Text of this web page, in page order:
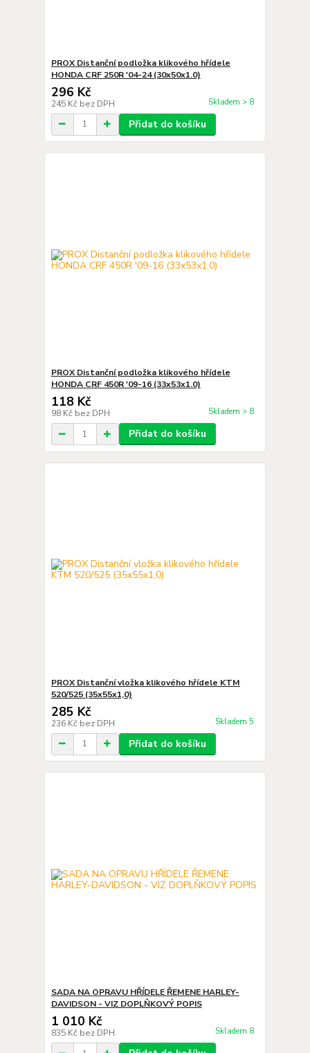
PROX Distanční podložka klikového hřídele
HONDA CRF 250R '04-24 (30x50x1.0)
296 Kč
245 Kč bez DPH Skladem > 8
Přidat do košíku
PROX Distanční podložka klikového hřídele
HONDA CRF 450R '09-16 (33x53x1.0)
118 Kč
98 Kč bez DPH Skladem > 8
Přidat do košíku
PROX Distanční vložka klikového hřídele KTM
520/525 (35x55x1,0)
285 Kč
236 Kč bez DPH Skladem 5
Přidat do košíku
SADA NA OPRAVU HŘÍDELE ŘEMENE HARLEY-
DAVIDSON - VIZ DOPLŇKOVÝ POPIS
1 010 Kč
835 Kč bez DPH Skladem 8